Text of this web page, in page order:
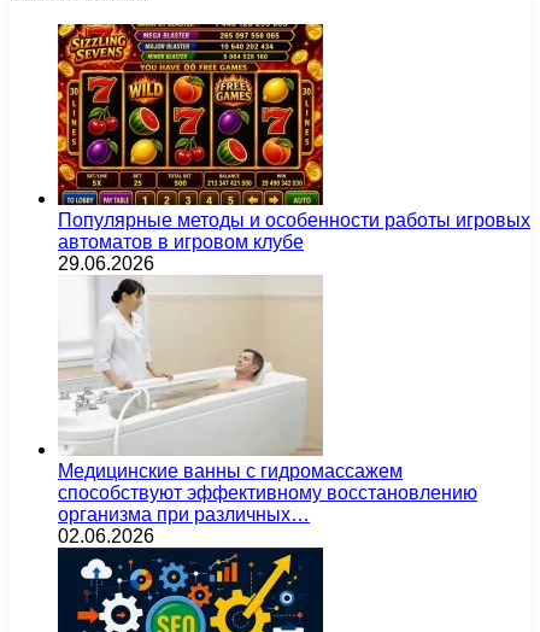
Популярные методы и особенности работы игровых
автоматов в игровом клубе
29.06.2026
Медицинские ванны с гидромассажем
способствуют эффективному восстановлению
организма при различных…
02.06.2026